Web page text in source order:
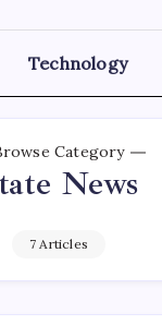
News,
Updates
Technology
Category
News
7 Articles